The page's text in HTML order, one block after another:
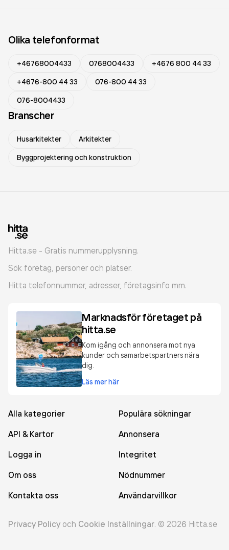
Olika telefonformat
+46768004433 0768004433
+4676 800 44 33
+4676-800 44 33
076-800 44 33
076-8004433
Branscher
Husarkitekter
Arkitekter
Byggprojektering och konstruktion
Hitta.se - Gratis nummerupplysning.
Sök företag, personer och platser.
Hitta telefonnummer, adresser, företagsinfo mm.
Marknadsför företaget på
hitta.se
Kom igång och annonsera mot nya
kunder och samarbetspartners nära
dig.
Läs mer här
Alla kategorier
Populära sökningar
API & Kartor
Annonsera
Logga in
Integritet
Om oss
Nödnummer
Kontakta oss
Användarvillkor
Privacy Policy och Cookie Inställningar. © 2026 Hitta.se